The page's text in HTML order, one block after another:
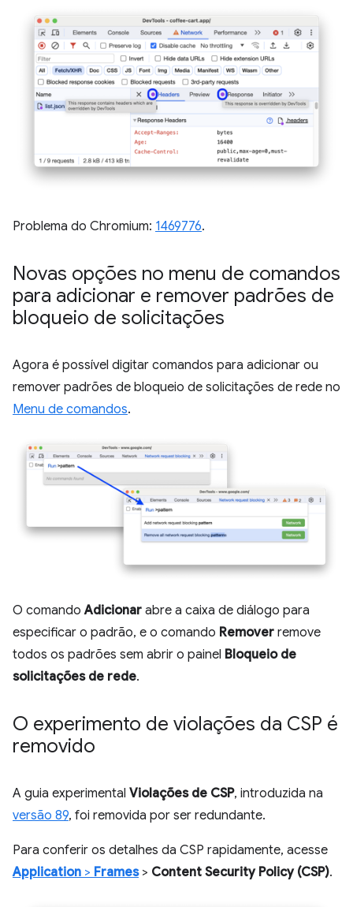
Problema do Chromium: 1469776.
Novas opções no menu de comandos
para adicionar e remover padrões de
bloqueio de solicitações
Agora é possível digitar comandos para adicionar ou
remover padrões de bloqueio de solicitações de rede no
Menu de comandos.
O comandoAdicionar abre a caixa de diálogo para
especificar o padrão, e o comando Remover remove
todos os padrões sem abrir o painel Bloqueio de
solicitações de rede.
O experimento de violações da CSP é
removido
A guia experimental Violações de CSP, introduzida na
versão 89, foi removida por ser redundante.
Para conferir os detalhes da CSP rapidamente, acesse
Application > Frames> Content Security Policy (CSP).